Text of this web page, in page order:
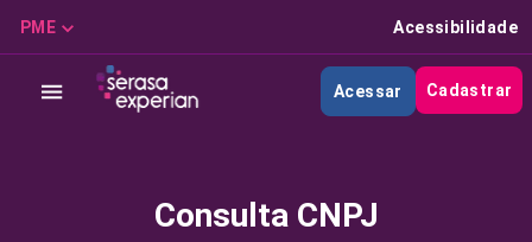
PME Acessibilidade
Acessar Cadastrar
Consulta CNPJ